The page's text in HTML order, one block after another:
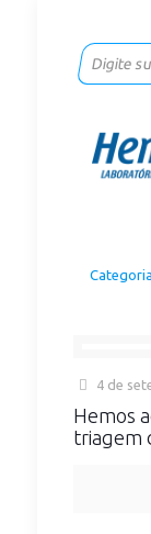
4 de
Hemos
triagem